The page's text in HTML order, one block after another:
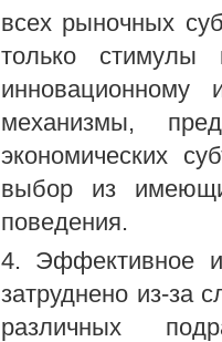
всех рыночных
только стимулы
инновационному
механизмы,
экономических
выбор из
поведения.
4. Эффективное
затруднено из-за
различных